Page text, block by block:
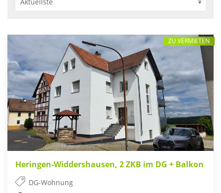
Heringen-Widdershausen, 2 ZKB im DG + Balkon
DG-Wohnung
ZU VERMIETEN